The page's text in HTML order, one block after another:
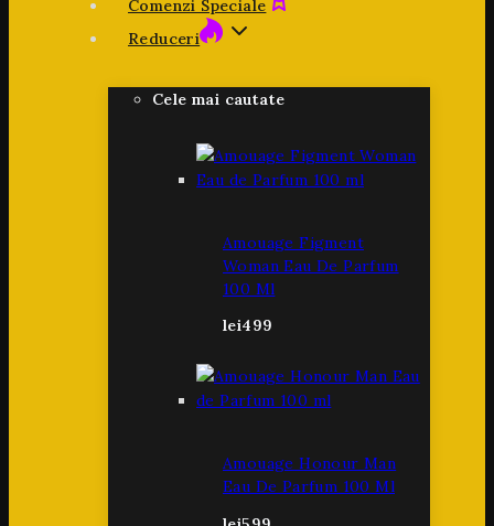
Comenzi Speciale
Reduceri
Cele mai cautate
Amouage Figment
Woman Eau De Parfum
100 Ml
lei499
Amouage Honour Man
Eau De Parfum 100 Ml